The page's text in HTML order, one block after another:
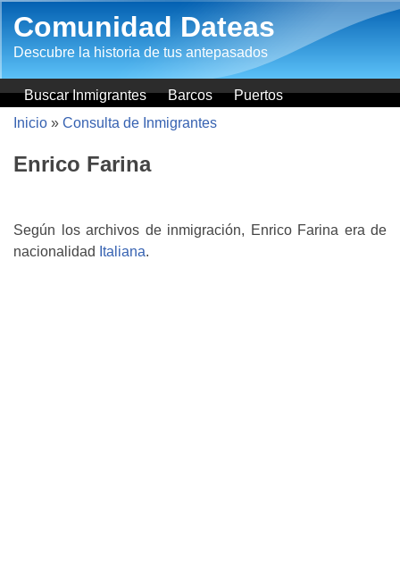
Comunidad Dateas
Descubre la historia de tus antepasados
Buscar Inmigrantes Barcos
Puertos
Inicio » Consulta de Inmigrantes
Enrico Farina
Según los archivos de inmigración, Enrico Farina era de
nacionalidad Italiana.